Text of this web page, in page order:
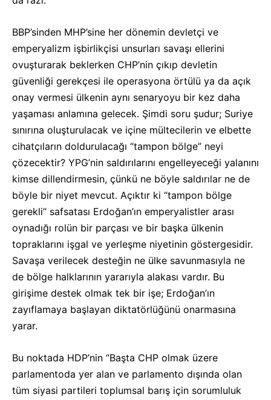
BBP’sinden MHP’sine her dönemin devletçi ve
emperyalizm işbirlikçisi unsurları savaşı ellerini
ovuşturarak beklerken CHP’nin çıkıp devletin
güvenliği gerekçesi ile operasyona örtülü ya da açık
onay vermesi ülkenin aynı senaryoyu bir kez daha
yaşaması anlamına gelecek. Şimdi soru şudur; Suriye
sınırına oluşturulacak ve içine mültecilerin ve elbette
cihatçıların doldurulacağı “tampon bölge” neyi
çözecektir? YPG’nin saldırılarını engelleyeceği yalanını
kimse dillendirmesin, çünkü ne böyle saldırılar ne de
böyle bir niyet mevcut. Açıktır ki “tampon bölge
gerekli” safsatası Erdoğan’ın emperyalistler arası
oynadığı rolün bir parçası ve bir başka ülkenin
topraklarını işgal ve yerleşme niyetinin göstergesidir.
Savaşa verilecek desteğin ne ülke savunmasıyla ne
de bölge halklarının yararıyla alakası vardır. Bu
girişime destek olmak tek bir işe; Erdoğan’ın
zayıflamaya başlayan diktatörlüğünü onarmasına
yarar.
Bu noktada HDP’nin “Başta CHP olmak üzere
parlamentoda yer alan ve parlamento dışında olan
tüm siyasi partileri toplumsal barış için sorumluluk